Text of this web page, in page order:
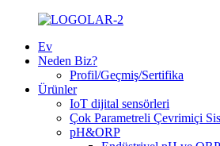
Ev
Neden Biz?
Profil/Geçmiş/Sertifika
Ürünler
IoT dijital sensörleri
Çok Parametreli Çevrimiçi
pH&ORP